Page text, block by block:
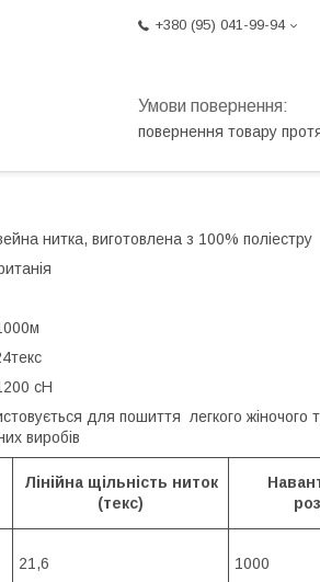
+380 (95) 041-99-94
повернення товару
нитка, виготовлена з 100% поліестру
сН
для пошиття легкого жіночого
виробів
Лінійна щільність ниток
(текс)
21,6 1000